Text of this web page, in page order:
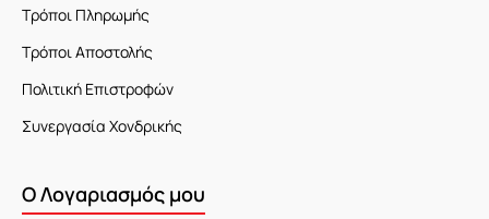
Τρόποι Πληρωμής
Τρόποι Αποστολής
Πολιτική Επιστροφών
Συνεργασία Χονδρικής
Ο Λογαριασμός μου